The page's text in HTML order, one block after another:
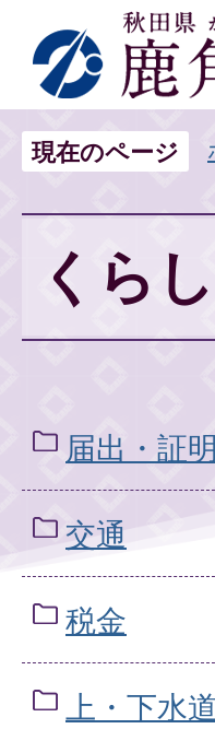
現在のページ
くら
届出・証明
交通
税金
上・下水道